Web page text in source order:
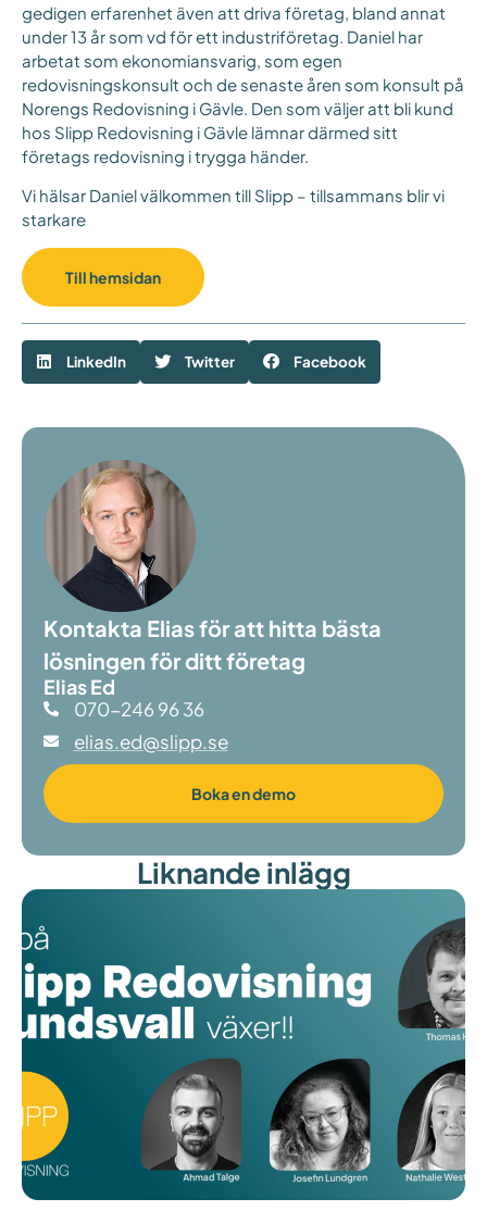
gedigen erfarenhet även att driva företag, bland annat
under 13 år som vd för ett industriföretag. Daniel har
arbetat som ekonomiansvarig, som egen
redovisningskonsult och de senaste åren som konsult på
Norengs Redovisning i Gävle. Den som väljer att bli kund
hos Slipp Redovisning i Gävle lämnar därmed sitt
företags redovisning i trygga händer.
Vi hälsar Daniel välkommen till Slipp – tillsammans blir vi
starkare
Till hemsidan
LinkedIn Twitter Facebook
Kontakta Elias för att hitta bästa
lösningen för ditt företag
Elias Ed
070-246 96 36
elias.ed@slipp.se
Boka en demo
Liknande inlägg